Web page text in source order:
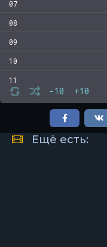
-10 +10
07
08
09
10
11
12
14
Ещё есть: